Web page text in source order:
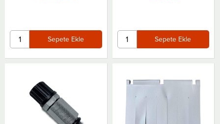
Sepete Ekle Sepete Ekle